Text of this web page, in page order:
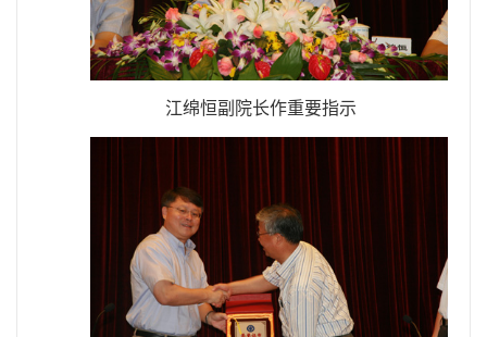
江绵恒副院长作重要指示